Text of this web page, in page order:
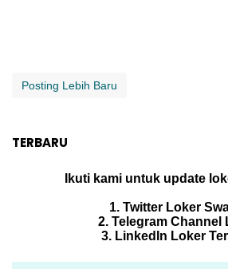
Posting Lebih Baru
TERBARU
Ikuti kami untuk update
1. Twitter Loker
2. Telegram Channel
3. LinkedIn Loker